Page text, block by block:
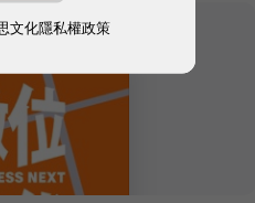
文化隱私權政策